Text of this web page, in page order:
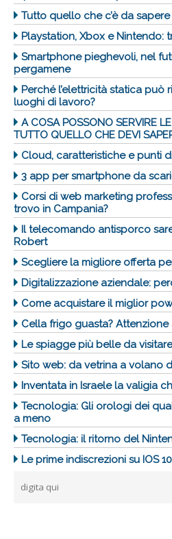
Tutto quello che c’è da sapere
Playstation, Xbox e Nintendo:
Smartphone pieghevoli, nel
pergamene
Perché l’elettricità statica può
luoghi di lavoro?
A COSA POSSONO SERVIRE
TUTTO QUELLO CHE DEVI
Cloud, caratteristiche e punti
3 app per smartphone da
Corsi di web marketing
trovo in Campania?
Il telecomando antisporco
Robert
Scegliere la migliore offerta
Digitalizzazione aziendale:
Come acquistare il miglior
Cella frigo guasta?
Le spiagge più belle da
Sito web: da vetrina a volano
Inventata in Israele la valigia
Tecnologia: Gli orologi dei
a meno
Tecnologia: il ritorno del
Le prime indiscrezioni su IOS 10